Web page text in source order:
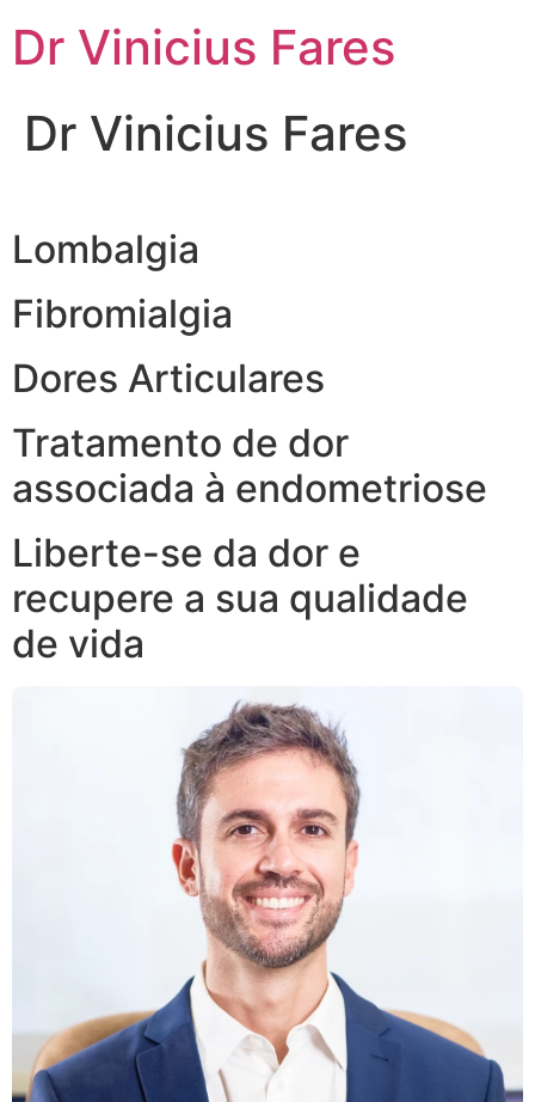
para
Dr Vinicius Fares
Dr Vinicius Fares
Lombalgia
Fibromialgia
Dores Articulares
Tratamento de dor
associada à endometriose
Liberte-se da dor e
recupere a sua qualidade
de vida